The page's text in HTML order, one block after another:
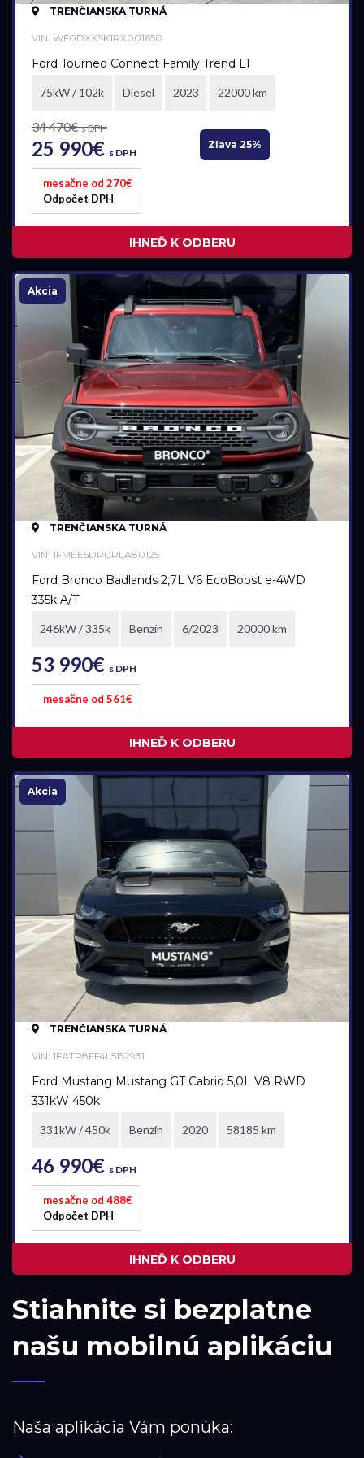
Renault
Model
Pobočka
Bratislava
Trenčianska Turná
Akciová ponuka
Benzín
Benzín+LPG
Diesel
Elektromobil
Hybrid
Plugin hybrid
Prevodovka
Automatická
Automatická – bezstupňová
Manuálna
Najazdené kilometre
0 km
177 769 km
Cena
25 990 €
35 990 €
Stav
Skladom
Vo výrobe, s možnosťou meniť konfiguráciu
TRENČIANSKA TURNÁ
VIN: WF0DXXSK1RX001650
Ford Tourneo Connect Family Trend L1
75kW / 102k Diesel 2023 22000 km
34 470€s DPH
25 990€ s DPH
Zľava 25%
mesačne od 270€
Odpočet DPH
IHNEĎ K ODBERU
Akcia
TRENČIANSKA TURNÁ
VIN: 1FMEE5DP0PLA80125
Ford Bronco Badlands 2,7L V6 EcoBoost e-4WD
335k A/T
246kW / 335k Benzín 6/2023 20000 km
53 990€ s DPH
mesačne od 561€
IHNEĎ K ODBERU
Akcia
TRENČIANSKA TURNÁ
VIN: 1FATP8FF4L5152931
Ford Mustang Mustang GT Cabrio 5,0L V8 RWD
331kW 450k
331kW / 450k Benzín 2020 58185 km
46 990€ s DPH
mesačne od 488€
Odpočet DPH
IHNEĎ K ODBERU
Stiahnite si bezplatne
našu mobilnú aplikáciu
Naša aplikácia Vám ponúka: